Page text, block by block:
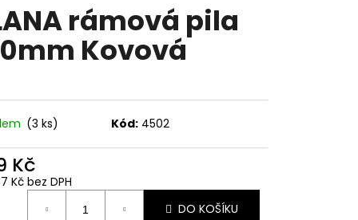
rámová pila
Kovová
(3 ks) Kód: 4502
Kč
Kč bez DPH
DO KOŠÍKU